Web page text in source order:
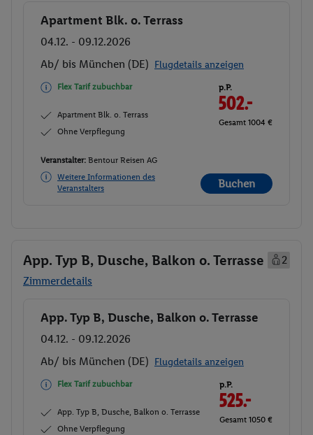
Buchen
Apartment Blk. o. Terrass
04.12. - 09.12.2026
Ab/ bis München (DE) Flugdetails anzeigen
Flex Tarif zubuchbar
Apartment Blk. o. Terrass
Ohne Verpflegung
p.P.
502.-
Gesamt 1004 €
Veranstalter: Bentour Reisen AG
Weitere Informationen des
Veranstalters
Buchen
App. Typ B, Dusche, Balkon o. Terrasse
2
Zimmerdetails
Buchen
App. Typ B, Dusche, Balkon o. Terrasse
04.12. - 09.12.2026
Ab/ bis München (DE) Flugdetails anzeigen
Flex Tarif zubuchbar
App. Typ B, Dusche, Balkon o. Terrasse
Ohne Verpflegung
p.P.
525.-
Gesamt 1050 €